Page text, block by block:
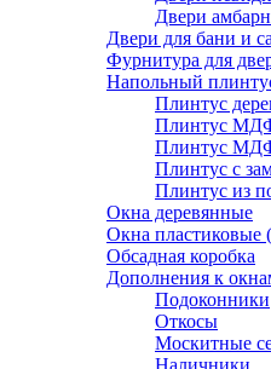
Двери
Двери для бани и
Фурнитура для
Напольный
Плинтус
Плинтус МДФ
Плинтус
Плинтус с
Плинтус из
Окна деревянные
Окна
Обсадная коробка
Дополнения к
Подоконники
Откосы
Москитные
Наличники